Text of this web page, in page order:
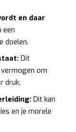
en daar
een
doelen.
Dit
om
druk.
Dit kan
en je morele